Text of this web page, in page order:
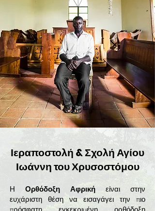
Ιεραποστολή & Σχολή Αγίου
Ιωάννη του Χρυσοστόμου
Η Ορθόδοξη Αφρική είναι στην
ευχάριστη θέση να εισαγάγει την πιο